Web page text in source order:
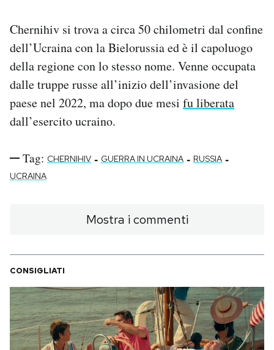
Chernihiv si trova a circa 50 chilometri dal confine
dell’Ucraina con la Bielorussia ed è il capoluogo
della regione con lo stesso nome. Venne occupata
dalle truppe russe all’inizio dell’invasione del
paese nel 2022, ma dopo due mesi fu liberata
dall’esercito ucraino.
Tag: CHERNIHIV - GUERRA IN UCRAINA - RUSSIA -
UCRAINA
Mostra i commenti
CONSIGLIATI